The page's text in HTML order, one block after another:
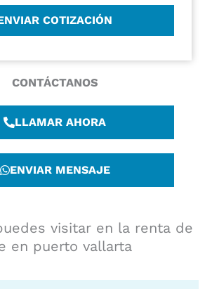
CONTÁCTANOS
LLAMAR AHORA
ENVIAR MENSAJE
visitar en la renta de
en puerto vallarta